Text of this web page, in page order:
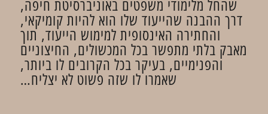
שהחל מלימודי משפטים באוניברסיטת חיפה,
דרך ההבנה שהייעוד שלו הוא להיות קומיקאי,
והחתירה האינסופית למימוש הייעוד, תוך
מאבק בלתי מתפשר בכל המכשולים, החיצוניים
והפנימיים, בעיקר בכל הקרובים לו ביותר,
שאמרו לו שזה פשוט לא יצליח…